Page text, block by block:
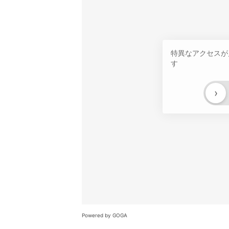
特異なアクセス
す
›
Powered by GOGA